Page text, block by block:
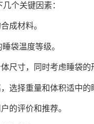
个关键因素：
成材料。
袋温度等级。
尺寸，同时考虑睡袋的
选择重量和体积适中的
的评价和推荐。